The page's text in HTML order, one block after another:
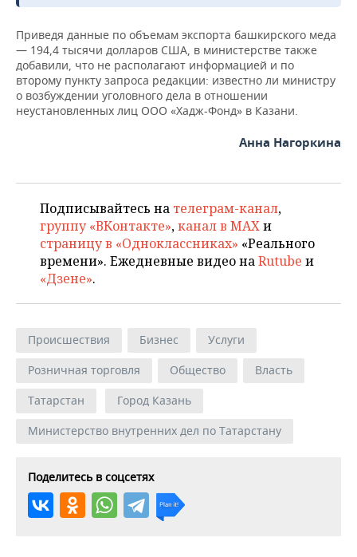
Приведя данные по объемам экспорта башкирского меда
— 194,4 тысячи долларов США, в министерстве также
добавили, что не располагают информацией и по
второму пункту запроса редакции: известно ли министру
о возбуждении уголовного дела в отношении
неустановленных лиц ООО «Хадж-Фонд» в Казани.
Анна Нагоркина
Подписывайтесь на телеграм-канал,
группу «ВКонтакте»,канал в MAXи
страницу в «Одноклассниках» «Реального
времени». Ежедневные видео наRutube и
«Дзене».
Происшествия Бизнес
Услуги
Розничная торговля
Общество
Власть
Татарстан
Город Казань
Министерство внутренних дел по Татарстану
Поделитесь в соцсетях